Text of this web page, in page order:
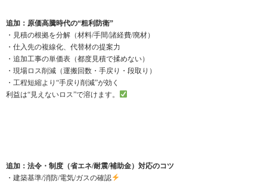
追加：原価高騰時代の“粗利防衛”
・見積の根拠を分解（材料/手間/諸経費/廃材）
・仕入先の複線化、代替材の提案力
・追加工事の単価表（都度見積で揉めない）
・現場ロス削減（運搬回数・手戻り・段取り）
・工程短縮より“手戻り削減”が効く
利益は“見えないロス”で溶けます。
追加：法令・制度（省エネ/耐震/補助金）対応のコツ
・建築基準/消防/電気/ガスの確認